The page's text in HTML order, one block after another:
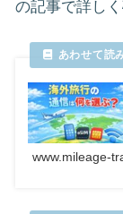
の記事で詳しく
www.mileage-